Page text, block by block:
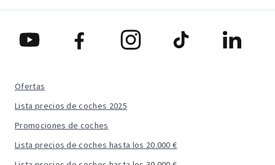
Ofertas
Lista precios de coches 2025
Promociones de coches
Lista precios de coches hasta los 20.000 €